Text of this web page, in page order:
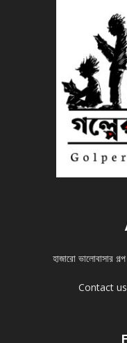
হাজারো ভালোবাসার
Contact